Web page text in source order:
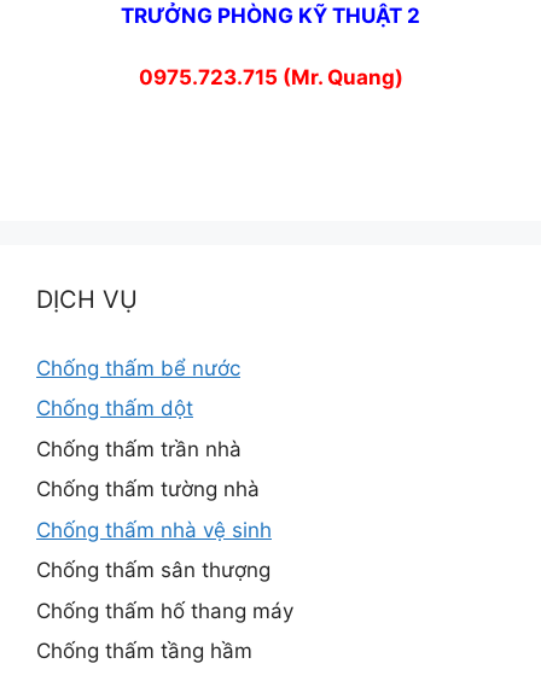
TRƯỞNG PHÒNG KỸ THUẬT 2
0975.723.715 (Mr. Quang)
DỊCH VỤ
Chống thấm bể nước
Chống thấm dột
Chống thấm trần nhà
Chống thấm tường nhà
Chống thấm nhà vệ sinh
Chống thấm sân thượng
Chống thấm hố thang máy
Chống thấm tầng hầm